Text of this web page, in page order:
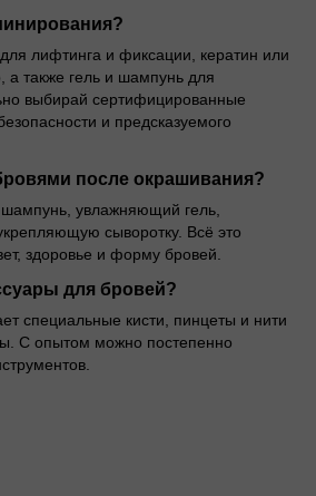
лифтинга и фиксации, кератин или
а также гель и шампунь для
выбирай сертифицированные
и предсказуемого
после окрашивания?
шампунь, увлажняющий гель,
сыворотку. Всё это
здоровье и форму бровей.
для бровей?
специальные кисти, пинцеты и нити
С опытом можно постепенно